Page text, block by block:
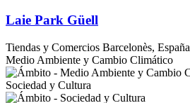
Laie Park Güell
Tiendas y Comercios Barcelonès, España
Medio Ambiente y Cambio Climático
Sociedad y Cultura